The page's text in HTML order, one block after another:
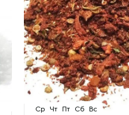
Ср Чт Пт Сб Вс